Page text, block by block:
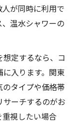
が同時に利用で
温水シャワーの
定するなら、コ
入ります。関東
タイプや価格帯
サーチするのがお
視したい場合